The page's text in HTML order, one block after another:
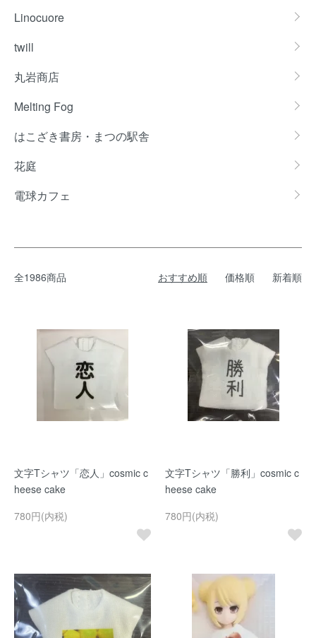
Linocuore
twill
丸岩商店
Melting Fog
はこざき書房・まつの駅舎
花庭
電球カフェ
全1986商品 おすすめ順 価格順 新着順
文字Tシャツ「恋人」cosmic c
heese cake
780円(内税)
文字Tシャツ「勝利」cosmic c
heese cake
780円(内税)